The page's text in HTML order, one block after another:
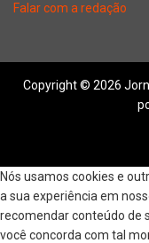
Falar com a redação
Copyright © 2026
Nós usamos cookies e
a sua experiência em
recomendar conteúdo de
você concorda com tal